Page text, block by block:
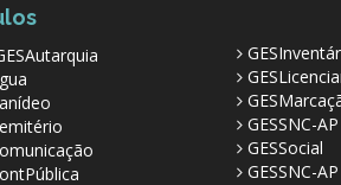
GESSNC-AP
GESSocial
GESSNC-